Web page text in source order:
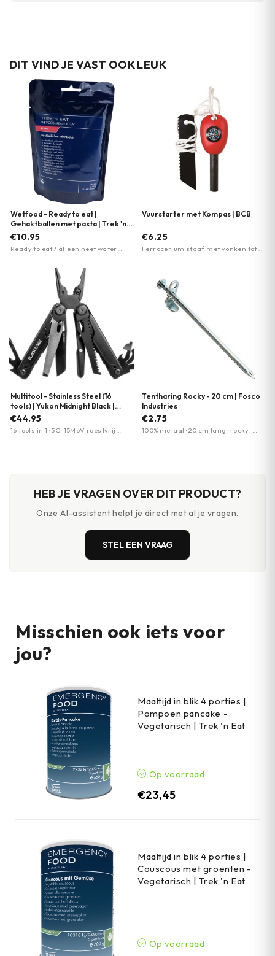
DIT VIND JE VAST OOK LEUK
Wetfood - Ready to eat |
Gehaktballen met pasta | Trek 'n
Eat
€10.95
Ready to eat / alleen heet water
Lichtgewicht verpakking
Vuurstarter met Kompas | BCB
€6.25
Ferrocerium staaf met vonken tot
Multitool - Stainless Steel (16
tools) | Yukon Midnight Black |
Black Eagle
€44.95
16 tools in 1 · 5Cr15MoV roestvrij
Tentharing Rocky - 20 cm | Fosco
Industries
€2.75
100% metaal · 20 cm lang · rocky-
HEB JE VRAGEN OVER DIT PRODUCT?
Onze AI-assistent helpt je direct met al je vragen.
STEL EEN VRAAG
Misschien ook iets voor
jou?
Maaltijd in blik 4 porties |
Pompoen pancake -
Vegetarisch | Trek 'n Eat
Op voorraad
€23,45
Maaltijd in blik 4 porties |
Couscous met groenten -
Vegetarisch | Trek 'n Eat
Op voorraad